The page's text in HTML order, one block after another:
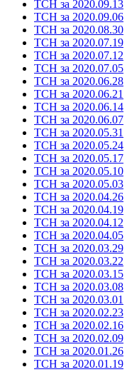
ТСН за 2020.09.13
ТСН за 2020.09.06
ТСН за 2020.08.30
ТСН за 2020.07.19
ТСН за 2020.07.12
ТСН за 2020.07.05
ТСН за 2020.06.28
ТСН за 2020.06.21
ТСН за 2020.06.14
ТСН за 2020.06.07
ТСН за 2020.05.31
ТСН за 2020.05.24
ТСН за 2020.05.17
ТСН за 2020.05.10
ТСН за 2020.05.03
ТСН за 2020.04.26
ТСН за 2020.04.19
ТСН за 2020.04.12
ТСН за 2020.04.05
ТСН за 2020.03.29
ТСН за 2020.03.22
ТСН за 2020.03.15
ТСН за 2020.03.08
ТСН за 2020.03.01
ТСН за 2020.02.23
ТСН за 2020.02.16
ТСН за 2020.02.09
ТСН за 2020.01.26
ТСН за 2020.01.19